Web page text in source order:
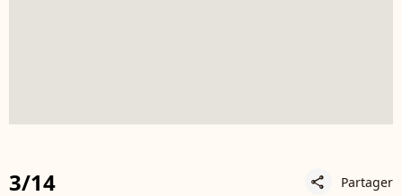
3/14 share Partager